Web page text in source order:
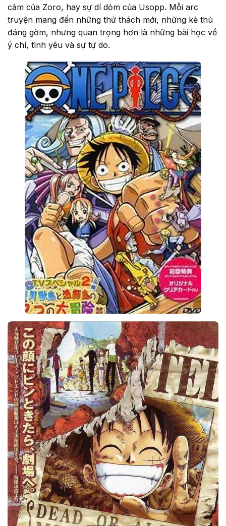
cảm của Zoro, hay sự dí dỏm của Usopp. Mỗi arc
truyện mang đến những thử thách mới, những kẻ thù
đáng gờm, nhưng quan trọng hơn là những bài học về
ý chí, tình yêu và sự tự do.